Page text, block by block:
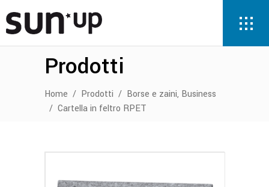
Prodotti
Home / Prodotti / Borse e zaini, Business
/ Cartella in feltro RPET